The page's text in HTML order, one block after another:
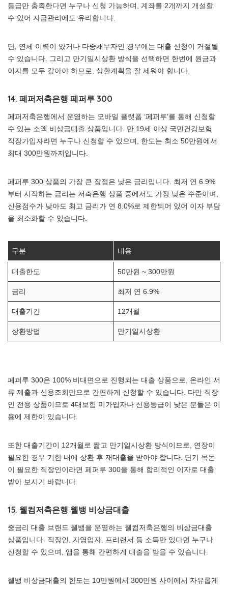
등급만 충족한다면 누구나 신청 가능하며, 계좌를 2개까지 개설할
수 있어 자금관리에도 유리합니다.
단, 연체 이력이 있거나 다중채무자인 경우에는 대출 신청이 거절될
수 있습니다. 그리고 만기일시상환 방식을 선택하면 한번에 원금과
이자를 모두 갚아야 하므로, 상환계획을 잘 세워야 합니다.
14. 페퍼저축은행 페퍼루 300
페퍼저축은행에서 운영하는 모바일 플랫폼 ‘페퍼루’를 통해 신청할
수 있는 소액 비상금대출 상품입니다. 만 19세 이상 국민건강보험
직장가입자라면 누구나 신청할 수 있으며, 한도는 최소 50만원에서
최대 300만원까지입니다.
페퍼루 300 상품의 가장 큰 장점은 낮은 금리입니다. 최저 연 6.9%
부터 시작하는 금리는 저축은행 상품 중에서도 가장 낮은 수준이며,
신용점수가 낮아도 최고 금리가 연 8.0%로 제한되어 있어 이자 부담
을 최소화할 수 있습니다.
구분 내용
대출한도 50만원 ~ 300만원
금리 최저 연 6.9%
대출기간 12개월
상환방법 만기일시상환
페퍼루 300은 100% 비대면으로 진행되는 대출 상품으로, 온라인 서
류 제출과 신용조회만으로 간편하게 신청할 수 있습니다. 다만 직장
인 전용 상품이므로 4대보험 미가입자나 신용등급이 낮은 분들은 이
용에 제한이 있습니다.
또한 대출기간이 12개월로 짧고 만기일시상환 방식이므로, 연장이
필요한 경우 기한 내에 상환 후 재대출을 받아야 합니다. 단기 목돈
이 필요한 직장인이라면 페퍼루 300을 통해 합리적인 이자로 대출
받아 보시기 바랍니다.
15. 웰컴저축은행 웰뱅 비상금대출
중금리 대출 브랜드 웰뱅을 운영하는 웰컴저축은행의 비상금대출
상품입니다. 직장인, 자영업자, 프리랜서 등 소득만 있다면 누구나
신청할 수 있으며, 앱을 통해 간편하게 대출을 받을 수 있습니다.
웰뱅 비상금대출의 한도는 10만원에서 300만원 사이에서 자유롭게